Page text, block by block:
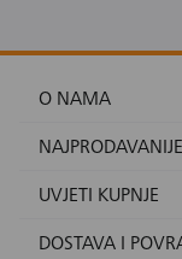
O NAMA
NAJPRODAVANIJE
UVJETI KUPNJE
DOSTAVA I